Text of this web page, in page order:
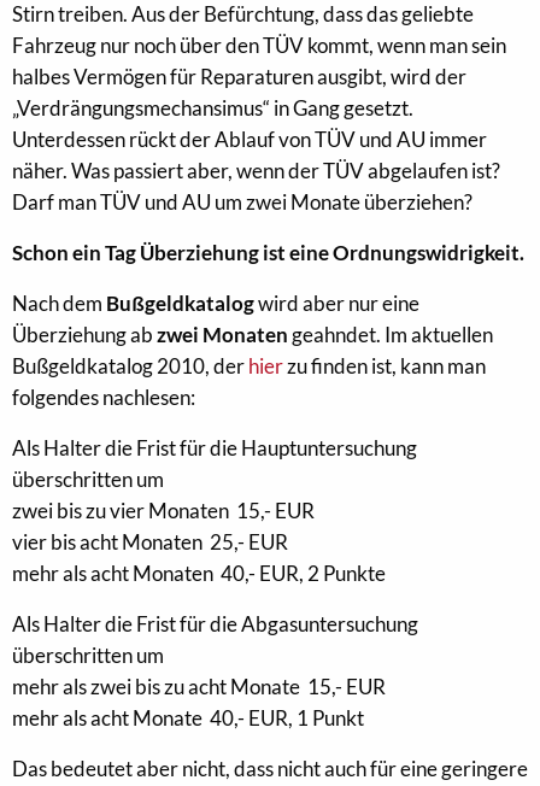
Stirn treiben. Aus der Befürchtung, dass das geliebte
Fahrzeug nur noch über den TÜV kommt, wenn man sein
halbes Vermögen für Reparaturen ausgibt, wird der
„Verdrängungsmechansimus“ in Gang gesetzt.
Unterdessen rückt der Ablauf von TÜV und AU immer
näher. Was passiert aber, wenn der TÜV abgelaufen ist?
Darf man TÜV und AU um zwei Monate überziehen?
Schon ein Tag Überziehung ist eine Ordnungswidrigkeit.
Nach dem Bußgeldkatalogwird aber nur eine
Überziehung abzwei Monaten geahndet. Im aktuellen
Bußgeldkatalog 2010, derhierzu finden ist, kann man
folgendes nachlesen:
Als Halter die Frist für die Hauptuntersuchung
überschritten um
zwei bis zu vier Monaten 15,- EUR
vier bis acht Monaten 25,- EUR
mehr als acht Monaten 40,- EUR, 2 Punkte
Als Halter die Frist für die Abgasuntersuchung
überschritten um
mehr als zwei bis zu acht Monate 15,- EUR
mehr als acht Monate 40,- EUR, 1 Punkt
Das bedeutet aber nicht, dass nicht auch für eine geringere